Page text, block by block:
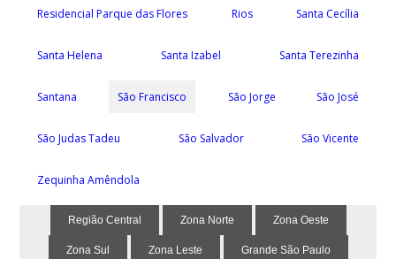
Residencial Parque das Flores Rios Santa Cecília
Santa Helena Santa Izabel Santa Terezinha
Santana São Francisco São Jorge São José
São Judas Tadeu São Salvador São Vicente
Zequinha Amêndola
Região Central Zona Norte Zona Oeste
Zona Sul Zona Leste Grande São Paulo